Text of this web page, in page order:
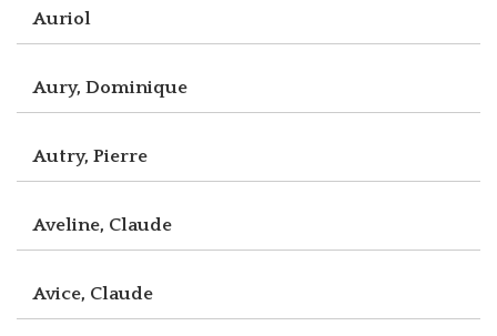
Auriol
Aury, Dominique
Autry, Pierre
Aveline, Claude
Avice, Claude